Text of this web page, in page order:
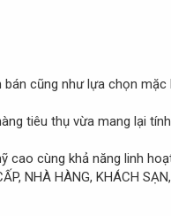
bán cũng như lựa chọn
tiêu thụ vừa mang lại
cùng khả năng linh
NHÀ HÀNG, KHÁCH SẠN,